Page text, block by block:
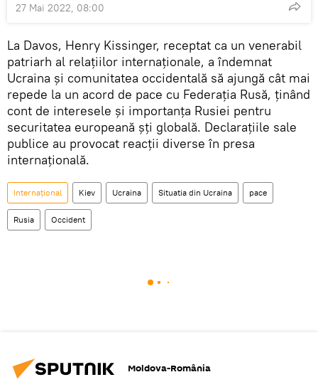
27 Mai 2022, 08:00
La Davos, Henry Kissinger, receptat ca un venerabil
patriarh al relațiilor internaționale, a îndemnat
Ucraina și comunitatea occidentală să ajungă cât mai
repede la un acord de pace cu Federația Rusă, ținând
cont de interesele și importanța Rusiei pentru
securitatea europeană șți globală. Declarațiile sale
publice au provocat reacții diverse în presa
internațională.
Internaţional Kiev Ucraina Situatia din Ucraina pace
Rusia Occident
Moldova-România